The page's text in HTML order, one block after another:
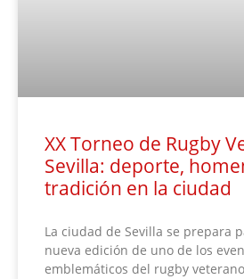
XX Torneo de Rugby
Sevilla: deporte,
tradición en la ciudad
La ciudad de Sevilla se prepara
nueva edición de uno de los
emblemáticos del rugby